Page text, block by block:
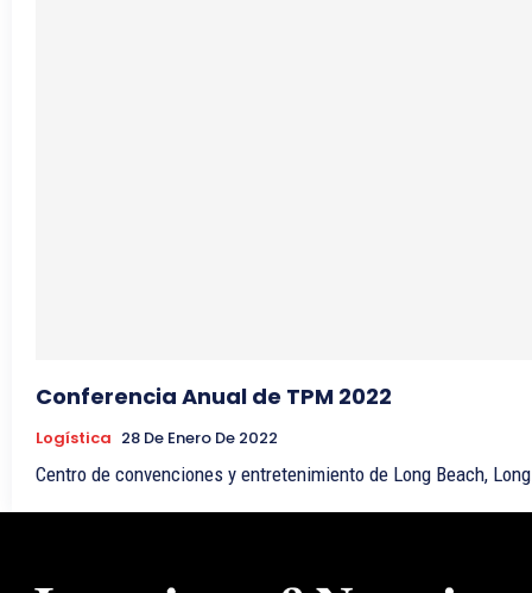
Conferencia Anual de TPM 2022
Logística 28 De Enero De 2022